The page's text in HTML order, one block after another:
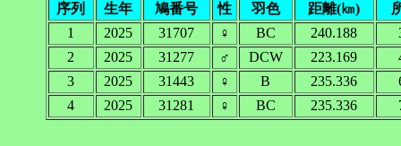
序列 生年 鳩番号 性 羽色 距離(㎞)
1
2025 31707 ♀ BC 240.188
2
2025 31277 ♂ DCW 223.169
3
2025 31443 ♀ B 235.336
4
2025 31281 ♀ BC 235.336